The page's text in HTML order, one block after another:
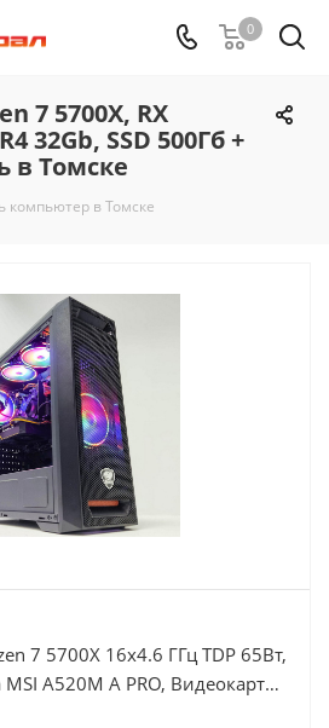
0
7 5700X, RX
32Gb, SSD 500Гб +
в Томске
компьютер в Томске
7 5700X 16x4.6 ГГц TDP 65Вт,
A520M A PRO, Видеокарта
DDR4 32Gb, Диски